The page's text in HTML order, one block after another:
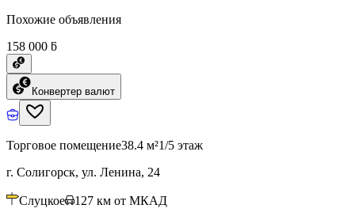
Похожие объявления
158 000 ƃ
Конвертер валют
Торговое помещение38.4 м²1/5 этаж
г. Солигорск, ул. Ленина, 24
Слуцкое 127 км от МКАД